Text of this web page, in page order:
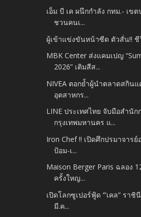
เอ็ม บี เค ผนึกกำลัง กทม.- เข
ชวนคนเ...
ผู้เข้าแข่งขันหน้าซีด ตัวสั่น!! ชี
MBK Center ส่งแคมเปญ
2026” เติมสีส...
NIVEA ตอกย้ำผู้นำตลาดสกิน
อุตสาหกร...
LINE ประเทศไทย จับมือสำนัก
กรุงเทพมหานคร แ...
Iron Chef !! เปิดศึกปรมาจารย์
ป้อม-เ...
Maison Berger Paris ฉลอง
ครั้งใหญ...
เปิดโลกซูเปอร์ฟู้ด ‘”เคล” ราชิ
มี.ค...